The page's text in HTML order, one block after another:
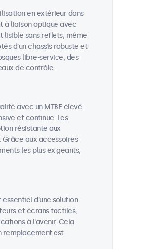
en extérieur dans
à liaison optique avec
lisible sans reflets, même
d'un chassîs robuste et
libre-service, des
de contrôle.
avec un MTBF élevé.
et continue. Les
résistante aux
aux accessoires
les plus exigeants,
d'une solution
et écrans tactiles,
à l'avenir. Cela
remplacement est